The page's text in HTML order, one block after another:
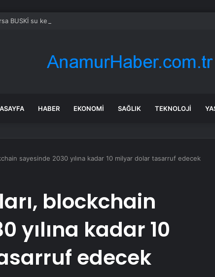
BUSKİ su kesintisi! 22-23 Temmuz Bursa’da su kesintisi ne zaman
HABER EKONOMI SAĞLIK TEKNOLOJI
sayesinde 2030 yılına kadar 10 milyar dolar tasarruf edecek
blockchain
yılına kadar 10
edecek